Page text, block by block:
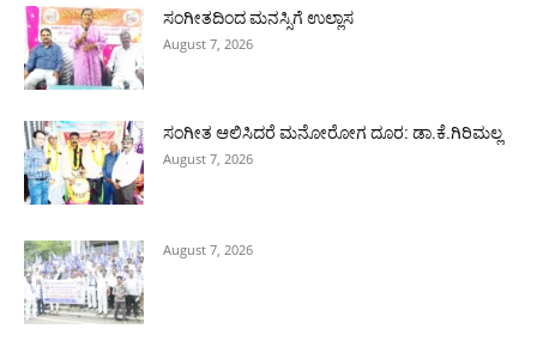
ಸಂಗೀತದಿಂದ ಮನಸ್ಸಿಗೆ ಉಲ್ಲಾಸ
August 7, 2026
ಸಂಗೀತ ಆಲಿಸಿದರೆ ಮನೋರೋಗ ದೂರ: ಡಾ.ಕೆ.ಗಿರಿಮಲ್ಲ
August 7, 2026
August 7, 2026